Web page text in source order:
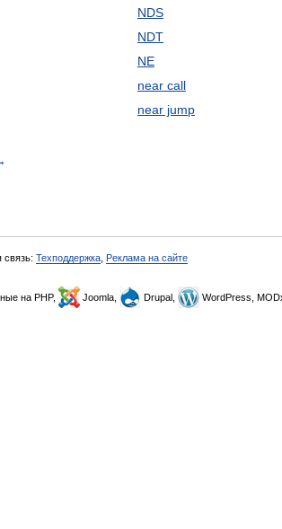
NDS
NDT
NE
near call
near jump
связь: Техподдержка Реклама на сайте
на PHP, Joomla, Drupal, WordPress,